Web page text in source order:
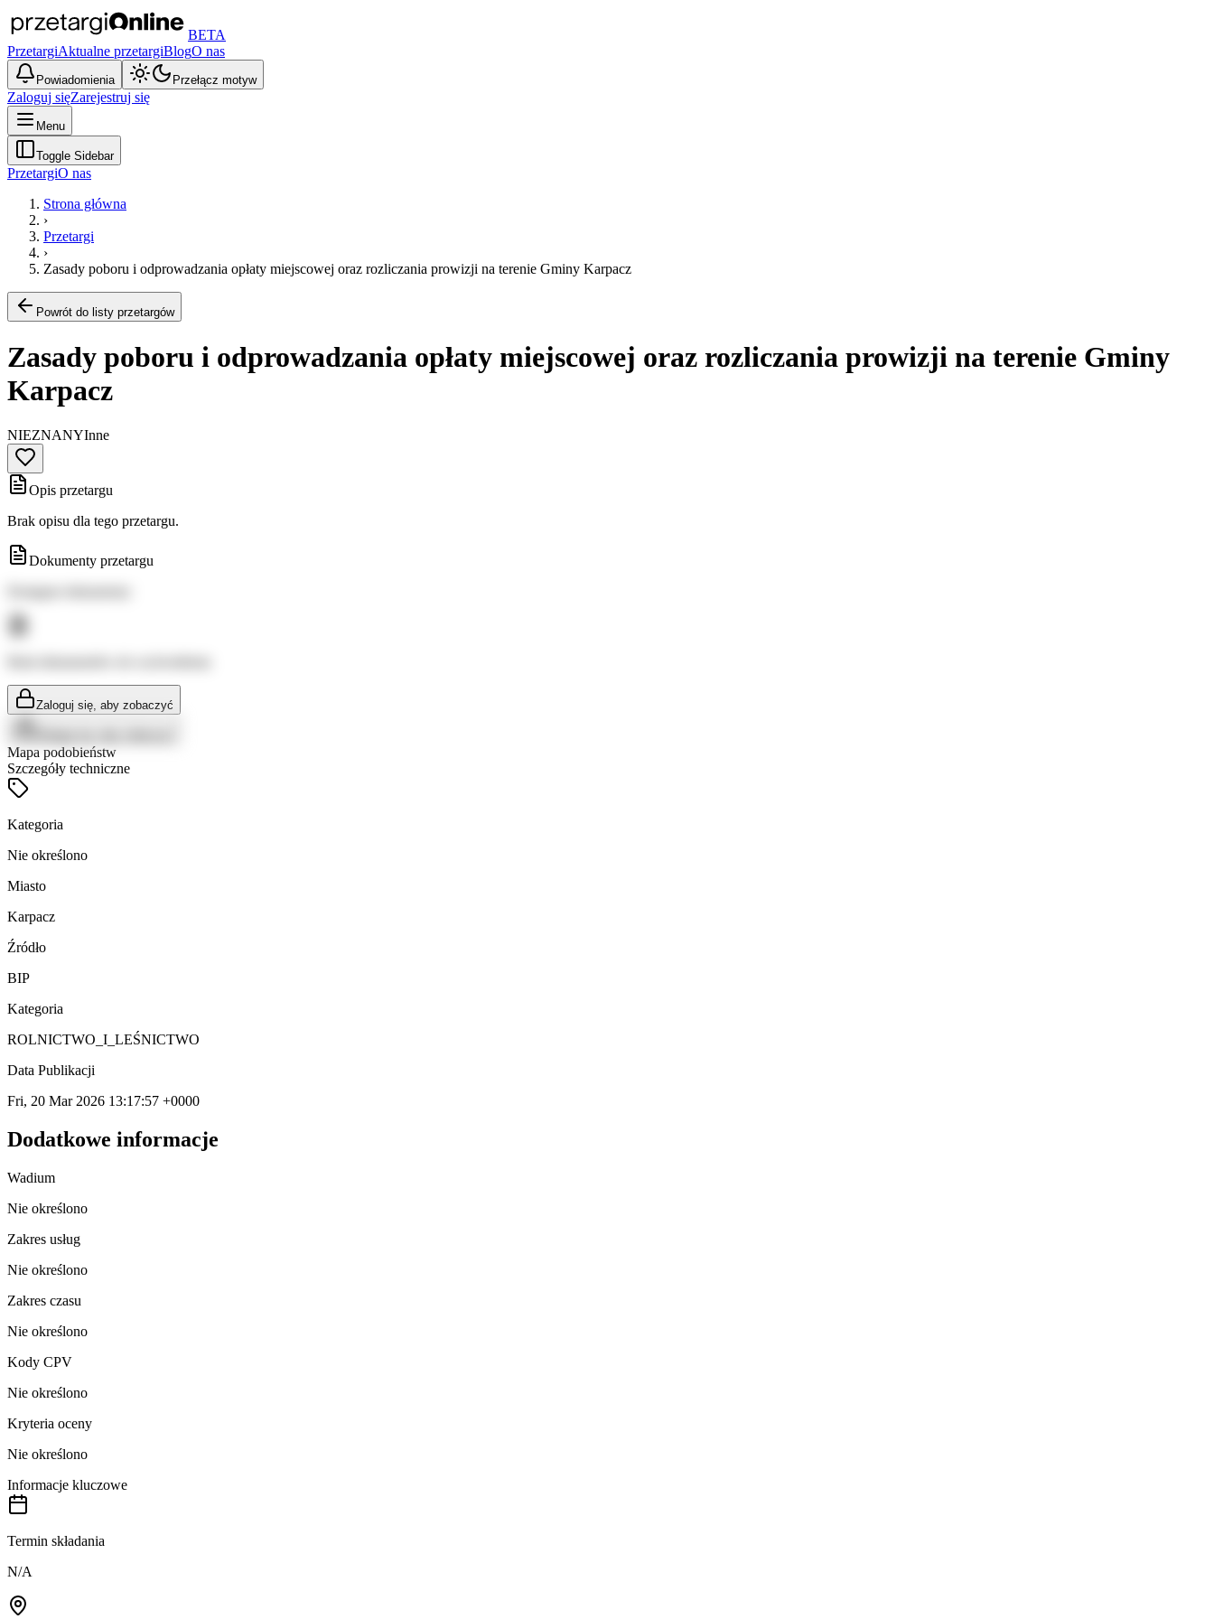
BETA
PrzetargiAktualne przetargiBlogO nas
Powiadomienia Przełącz motyw
Zaloguj sięZarejestruj się
Menu
Toggle Sidebar
PrzetargiO nas
Strona główna
›
Przetargi
›
Zasady poboru i odprowadzania opłaty miejscowej oraz rozliczania prowizji na terenie Gminy Karpacz
Powrót do listy przetargów
Zasady poboru i odprowadzania opłaty miejscowej oraz rozliczania prowizji na terenie Gminy
Karpacz
NIEZNANYInne
Opis przetargu
Brak opisu dla tego przetargu.
Dokumenty przetargu
Zaloguj się, aby zobaczyć
Mapa podobieństw
Szczegóły techniczne
Kategoria
Nie określono
Miasto
Karpacz
Źródło
BIP
Kategoria
ROLNICTWO_I_LEŚNICTWO
Data Publikacji
Fri, 20 Mar 2026 13:17:57 +0000
Dodatkowe informacje
Wadium
Nie określono
Zakres usług
Nie określono
Zakres czasu
Nie określono
Kody CPV
Nie określono
Kryteria oceny
Nie określono
Informacje kluczowe
Termin składania
N/A